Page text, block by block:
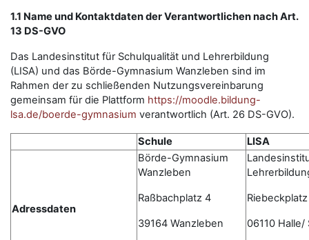
1.1 Name und Kontaktdaten der Verantwortlichen nach Art.
13 DS-GVO
Das Landesinstitut für Schulqualität und Lehrerbildung
(LISA) und das Börde-Gymnasium Wanzleben sind im
Rahmen der zu schließenden Nutzungsvereinbarung
gemeinsam für die Plattform https://moodle.bildung-
lsa.de/boerde-gymnasium verantwortlich (Art. 26 DS-GVO).
Schule LISA
Adressdaten
Börde-Gymnasium
Wanzleben
Raßbachplatz 4
39164 Wanzleben 06110 Halle/